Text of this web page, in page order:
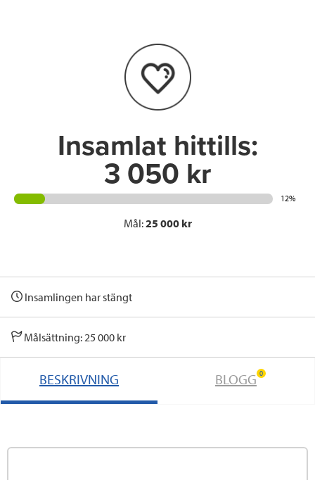
e
I
n
Insamlat hittills:
3 050 kr
12%
Mål:25 000 kr
Insamlingen har stängt
Målsättning: 25 000 kr
BESKRIVNING BLOGG 0